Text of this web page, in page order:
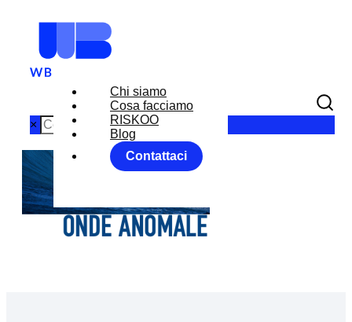
Chi siamo
Cosa facciamo
RISKOO
Blog
Contattaci
×